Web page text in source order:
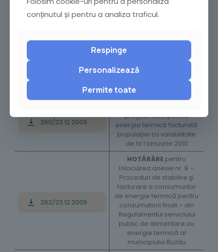
Municipiului Buzău în anul
2010
aprobarea încadrării
terenurilor din intravilanul şi
extravilanul municipiului
Buzău pe zone şi categorii
260/23.12.2009
preţului local pentru
energia termică facturată
populaţiei cu valabilitate
de la 1 ianuarie 2010
262/23.12.2009
HOTĂRÂRE pentru
înlocuirea anexei nr. 8 –
Proceduri de stabilire şi
facturare a consumurilor
de energie termică pentru
consumatorii finali – din
Regulamentul serviciului
public de alimentare cu
energie termică al
municipiului Buzău
conținutul și pentru a analiza traficul.
Respinge
Personalizează
Permite toate